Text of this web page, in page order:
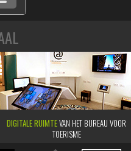
DIGITALE RUIMTEVAN HET BUREAU VOOR
TOERISME